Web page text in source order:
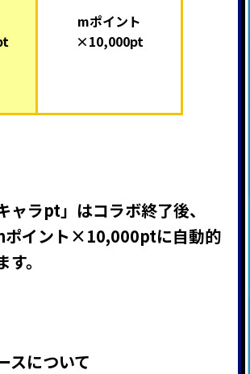
mポイント
×10,000pt
ラpt」はコラボ終了後、
ポイント×10,000ptに自動的
。
スについて